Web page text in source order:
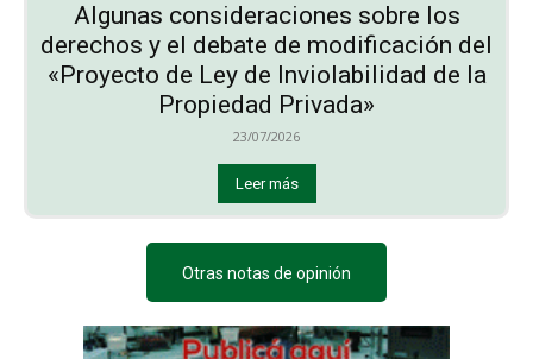
Algunas consideraciones sobre los
derechos y el debate de modificación del
«Proyecto de Ley de Inviolabilidad de la
Propiedad Privada»
23/07/2026
Leer más
Otras notas de opinión